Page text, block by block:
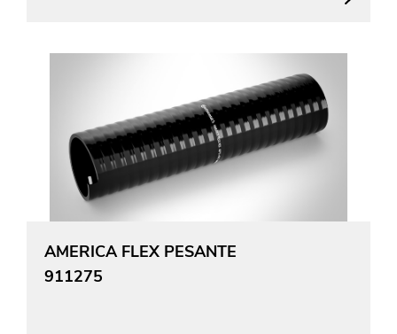
AMERICA FLEX PESANTE
911275